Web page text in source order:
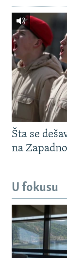
Šta se
na
U fokusu